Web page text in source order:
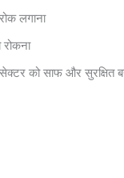
लगाना
रोकना
को साफ और सुरक्षित